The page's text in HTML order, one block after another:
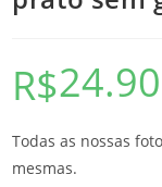
R$24.90
Todas as nossas
mesmas.